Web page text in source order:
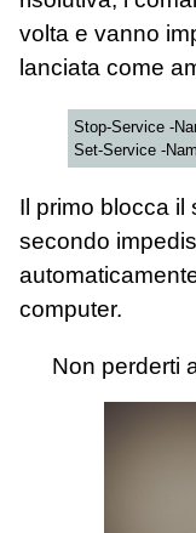
volta e vanno
lanciata come
Stop-Service -
Set-Service -
Il primo blocca il
secondo
computer.
Non perderti